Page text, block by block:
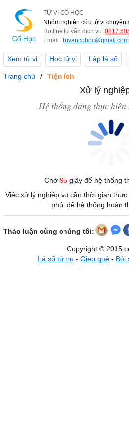
TỬ VI CỔ HỌC
Nhóm nghiên cứu tử vi chuyên
Hotline tư vấn dịch vụ:
Email: Tuvancohoc@gmail.com
Xem tử vi Học tử vi Lập lá số
Trang chủ Tiện ích
Xử lý
Hệ thống đang thực hiện
Chờ 95giây để hệ thống
Việc xử lý nghiệp vụ cần thời gian
phút để hệ thống hoàn
Thảo luận cùng chúng tôi:
Copyright © 2015
Lá số tứ trụ -Gieo quẻ - Bói